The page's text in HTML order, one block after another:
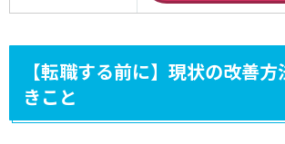
【転職する前に】現状の改善
きこと